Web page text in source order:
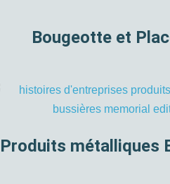
Bougeotte et
Produits métalliques